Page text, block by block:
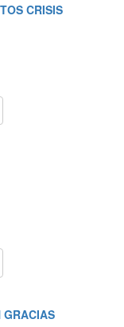
CRISIS
GRACIAS